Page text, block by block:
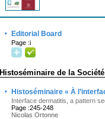
· Editorial Board
Page :i
Histoséminaire de la
· Histoséminaire « À
Interface dermatitis, a pattern
Page :245-248
Nicolas Ortonne